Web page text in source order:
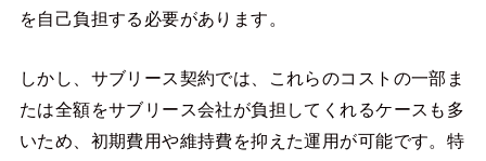
を自己負担する必要があります。
しかし、サブリース契約では、これらのコストの一部ま
たは全額をサブリース会社が負担してくれるケースも多
いため、初期費用や維持費を抑えた運用が可能です。特